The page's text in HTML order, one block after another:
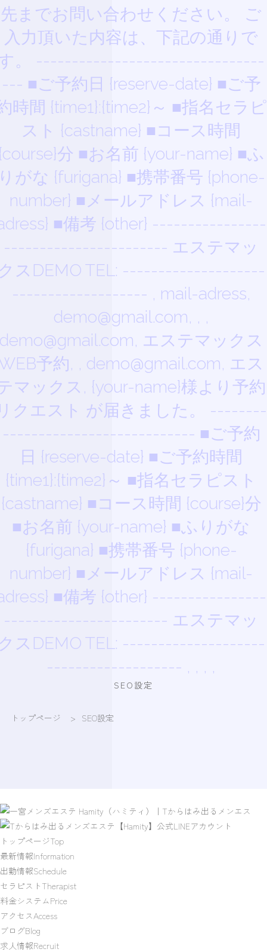
SEO設定
先までお問い合わせください。 ご
入力頂いた内容は、下記の通りで
。 --------------------------------
--- ■ご予約日 {reserve-date} ■ご予
時間 {time1}:{time2}～ ■指名セラピ
スト {castname} ■コース時間
分 ■お名前 {your-name} ■ふ
がな {furigana} ■携帯番号 {phone-
number} ■メールアドレス {mail-
■備考 {other} ----------------
----------------------- エステマッ
スDEMO TEL: --------------------
------------------- , mail-adress,
demo@gmail.com, , ,
エステマックス
予約, , demo@gmail.com, エス
マックス, {your-name}様より予約
クエスト が届きました。 --------
--------------------------- ■ご予約
日 {reserve-date} ■ご予約時間
{time1}:{time2}～ ■指名セラピスト
{castname} ■コース時間 {course}分
■お名前 {your-name} ■ふりがな
{furigana} ■携帯番号 {phone-
number} ■メールアドレス {mail-
■備考 {other} ----------------
----------------------- エステマッ
スDEMO TEL: --------------------
------------------- , , , ,
トップページ > SEO設定
トップページTop
最新情報Information
出勤情報Schedule
セラピスト Therapist
料金システムPrice
アクセスAccess
ブログBlog
求人情報Recruit